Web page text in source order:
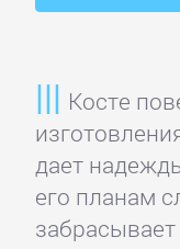
Косте
дает
его планам
Старинная
литература:
прочее